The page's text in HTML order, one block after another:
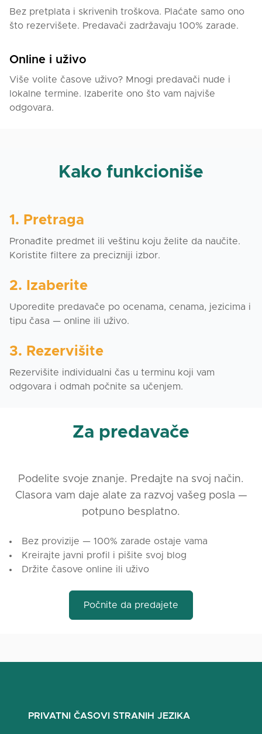
Bez pretplata i skrivenih troškova. Plaćate samo ono
što rezervišete. Predavači zadržavaju 100% zarade.
Online i uživo
Više volite časove uživo? Mnogi predavači nude i
lokalne termine. Izaberite ono što vam najviše
odgovara.
Kako funkcioniše
1. Pretraga
Pronađite predmet ili veštinu koju želite da naučite.
Koristite filtere za precizniji izbor.
2. Izaberite
Uporedite predavače po ocenama, cenama, jezicima i
tipu časa — online ili uživo.
3. Rezervišite
Rezervišite individualni čas u terminu koji vam
odgovara i odmah počnite sa učenjem.
Za predavače
Podelite svoje znanje. Predajte na svoj način.
Clasora vam daje alate za razvoj vašeg posla —
potpuno besplatno.
Bez provizije — 100% zarade ostaje vama
Kreirajte javni profil i pišite svoj blog
Držite časove online ili uživo
Počnite da predajete
PRIVATNI ČASOVI STRANIH JEZIKA